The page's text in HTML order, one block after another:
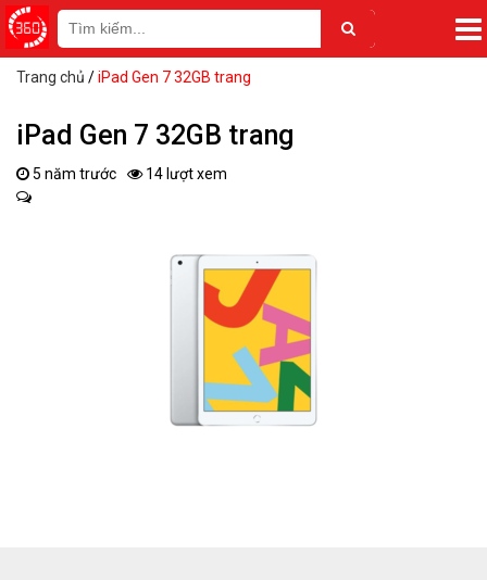
Trang chủ /iPad Gen 7 32GB trang
iPad Gen 7 32GB trang
5 năm trước 14 lượt xem